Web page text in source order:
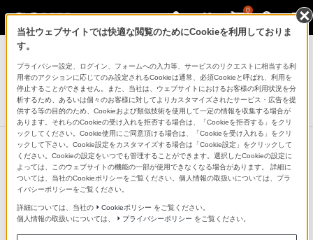
0
ヘッドホン
ワイヤレスステレオヘッドセット
WI-SP500
DISCONTINUED 生産完了
当社ウェブサイトでは快適な閲覧のためにCookieを利用しておりま
す。
プライバシー設定、ログイン、フォームへの入力等、サービスのリクエストに相当する利
用者のアクションに応じてのみ設定されるCookieは通常、必須Cookieと呼ばれ、利用を
停止することができません。また、当社は、ウェブサイトにおけるお客様の利用状況を分
析するため、あるいは個々のお客様に対してよりカスタマイズされたサービス・広告を提
供する等の目的のため、Cookieおよび類似技術を使用して一定の情報を収集する場合が
あります。それらのCookieの受け入れを拒否する場合は、「Cookieを拒否する」をクリ
ックしてください。Cookie使用にご同意頂ける場合は、「Cookieを受け入れる」をクリ
ックして下さい。Cookie設定をカスタマイズする場合は「Cookie設定」をクリックして
ください。Cookieの設定をいつでも管理することができます。選択したCookieの設定に
よっては、このウェブサイトの機能の一部が使用できなくなる場合があります。 詳細に
ついては、当社のCookieポリシーをご覧ください。個人情報の取扱いについては、プラ
イバシーポリシーをご覧ください。
詳細については、当社の Cookieポリシー をご覧ください。
個人情報の取扱いについては、
プライバシーポリシー をご覧ください。